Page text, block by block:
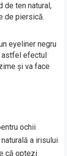
de ten natural,
de piersică.
eyeliner negru
astfel efectul
și va face
ochii
a irisului
că optezi